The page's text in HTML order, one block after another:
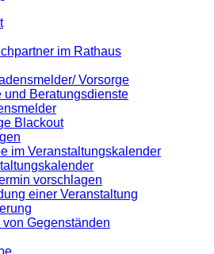
im Rathaus
Vorsorge
und Beratungsdienste
Blackout
im Veranstaltungskalender
vorschlagen
einer Veranstaltung
von Gegenständen